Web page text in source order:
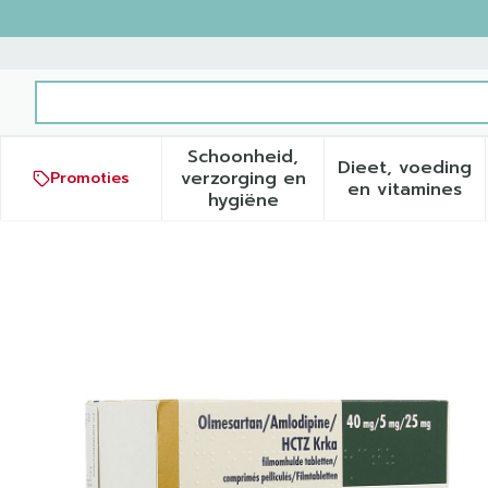
Promoties
Schoonheid,
verzorging en
hygiëneToon submenu voor
Dieet, voeding
en vitamines
Toon
Olmesartan/amlodipine/